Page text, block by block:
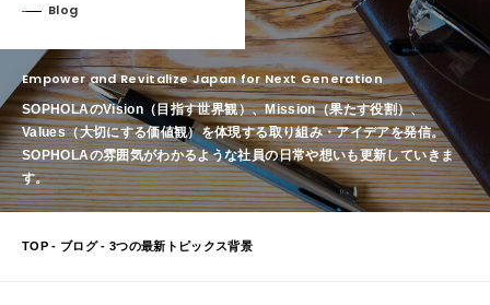
Blog
Empower and Revitalize Japan for Next Generation
SOPHOLAのVision（目指す世界観）、Mission（果たす役割）、
Values（大切にする価値観）を体現する取り組み・アイデアを発信。
SOPHOLAの雰囲気がわかるような社員の日常や想いも更新していきま
す。
TOP - ブログ- 3つの最新トピックス背景